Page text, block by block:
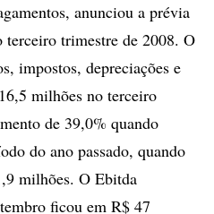
anunciou a prévia
terceiro trimestre de 2008. O
impostos, depreciações e
milhões no terceiro
de 39,0% quando
do ano passado, quando
milhões. O Ebitda
ficou em R$ 47